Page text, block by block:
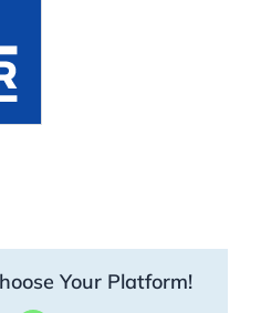
Your Platform!